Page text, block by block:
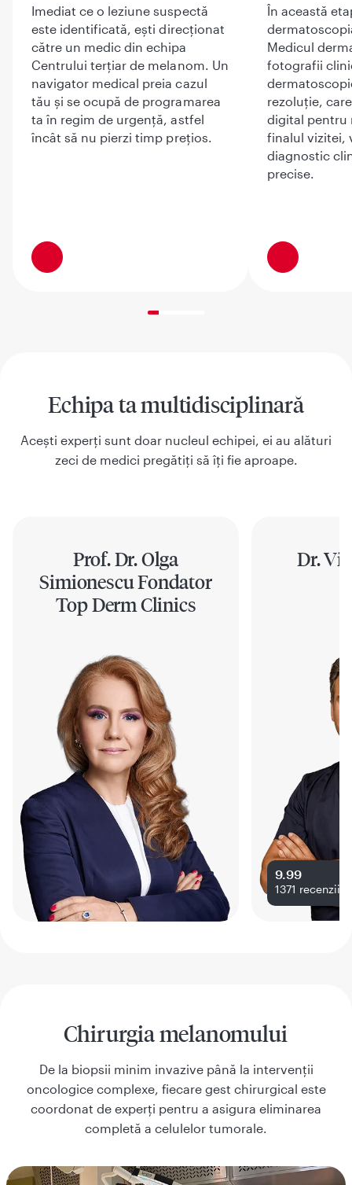
Imediat ce o leziune suspectă
este identificată, ești direcționat
către un medic din echipa
Centrului terțiar de melanom. Un
navigator medical preia cazul
tău și se ocupă de programarea
ta în regim de urgență, astfel
încât să nu pierzi timp prețios.
În această
Medicul
fotografii
rezoluție,
digital pentru
finalul vizitei,
diagnostic
precise.
Echipa ta multidisciplinară
Acești experți sunt doar nucleul echipei, ei au alături
zeci de medici pregătiți să îți fie aproape.
Prof. Dr. Olga
Simionescu Fondator
Top Derm Clinics
Dr.
9.99
1371 recenzii
Chirurgia melanomului
De la biopsii minim invazive până la intervenții
oncologice complexe, fiecare gest chirurgical este
coordonat de experți pentru a asigura eliminarea
completă a celulelor tumorale.